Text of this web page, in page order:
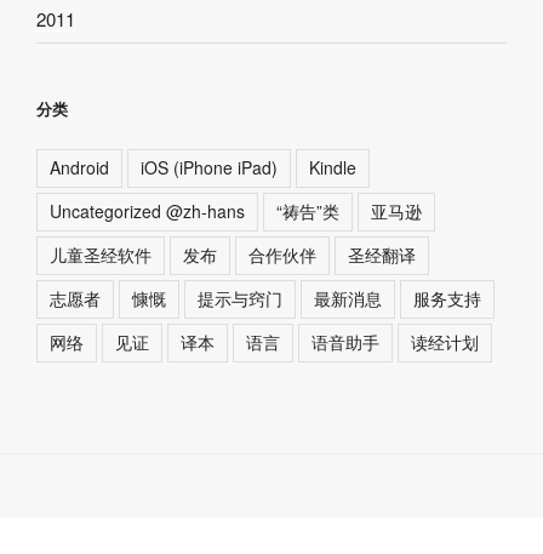
2011
分类
Android iOS (iPhone iPad)
Kindle
Uncategorized @zh-hans
“祷告”类
亚马逊
儿童圣经软件
发布 合作伙伴
圣经翻译
志愿者
慷慨 提示与窍门 最新消息
服务支持
网络
见证 译本 语言 语音助手 读经计划